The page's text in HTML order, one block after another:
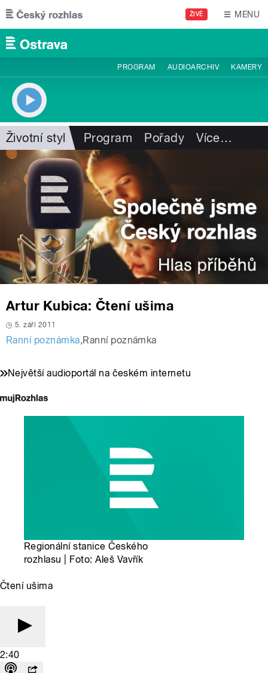
Přejít k hlavnímu obsahu
ŽIVĚ MENU
PROGRAM AUDIOARCHIV KAMERY
Životní styl Program Pořady Více…
Artur Kubica: Čtení ušima
5. září 2011
Ranní poznámka,Ranní poznámka
Největší audioportál na českém internetu
Regionální stanice Českého
rozhlasu | Foto: Aleš Vavřík
Čtení ušima
2:40